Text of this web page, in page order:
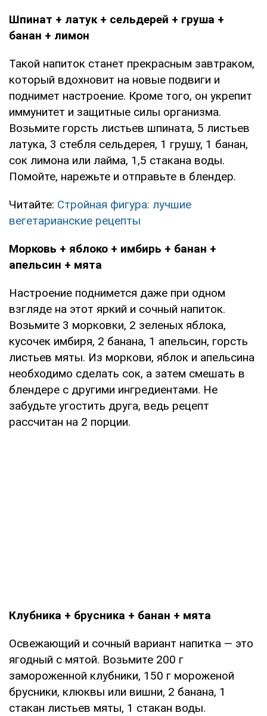
Шпинат + латук + сельдерей + груша +
банан + лимон
Такой напиток станет прекрасным завтраком,
который вдохновит на новые подвиги и
поднимет настроение. Кроме того, он укрепит
иммунитет и защитные силы организма.
Возьмите горсть листьев шпината, 5 листьев
латука, 3 стебля сельдерея, 1 грушу, 1 банан,
сок лимона или лайма, 1,5 стакана воды.
Помойте, нарежьте и отправьте в блендер.
Читайте: Стройная фигура: лучшие
вегетарианские рецепты
Морковь + яблоко + имбирь + банан +
апельсин + мята
Настроение поднимется даже при одном
взгляде на этот яркий и сочный напиток.
Возьмите 3 морковки, 2 зеленых яблока,
кусочек имбиря, 2 банана, 1 апельсин, горсть
листьев мяты. Из моркови, яблок и апельсина
необходимо сделать сок, а затем смешать в
блендере с другими ингредиентами. Не
забудьте угостить друга, ведь рецепт
рассчитан на 2 порции.
Клубника + брусника + банан + мята
Освежающий и сочный вариант напитка — это
ягодный с мятой. Возьмите 200 г
замороженной клубники, 150 г мороженой
брусники, клюквы или вишни, 2 банана, 1
стакан листьев мяты, 1 стакан воды.